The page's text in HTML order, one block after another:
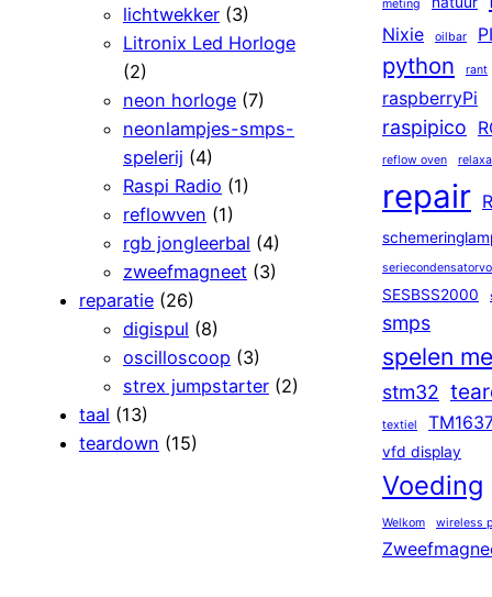
lichtwekker (3)
Litronix Led Horloge
(2)
neon horloge (7)
neonlampjes-smps-
spelerij (4)
Raspi Radio (1)
reflowven (1)
rgb jongleerbal (4)
zweefmagneet (3)
reparatie (26)
digispul (8)
oscilloscoop (3)
strex jumpstarter (2)
taal (13)
teardown (15)
meting
Nixie oilbar
python rant
raspberryPi
raspipico
reflow oven
repair
SESBSS2000
smps
spelen
stm32
textiel
vfd display
Voeding
Welkom wireless